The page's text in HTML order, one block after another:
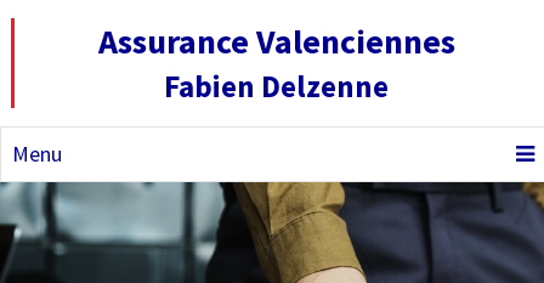
Assurance Valenciennes
Fabien Delzenne
Menu